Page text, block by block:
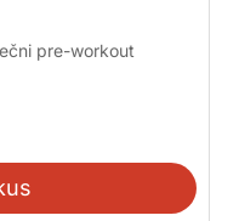
pre-workout